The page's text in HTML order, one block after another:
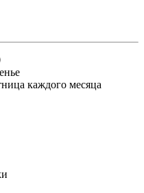
каждого месяца